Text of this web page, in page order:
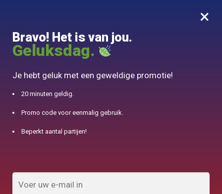
0
10% aangeboden voor 50€ aankopen met DJINN-code10
Yokode Kyusu
FILTERS TONEN
×
Bravo! Het is van jou.
Geluksdag.
Je hebt geluk met een geweldige promotie!
20 minuten geldig.
Promo code voor eenmalig gebruik.
Beperkt aantal partijen!